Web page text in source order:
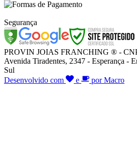
Segurança
PROVIN JOIAS FRANCHING ® -
Avenida Tiradentes, 2347 - Esperança -
Sul
Desenvolvido com
e por Macro